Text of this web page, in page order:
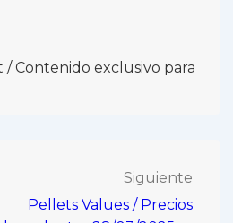
Contenido exclusivo para
Siguiente
Pellets Values / Precios